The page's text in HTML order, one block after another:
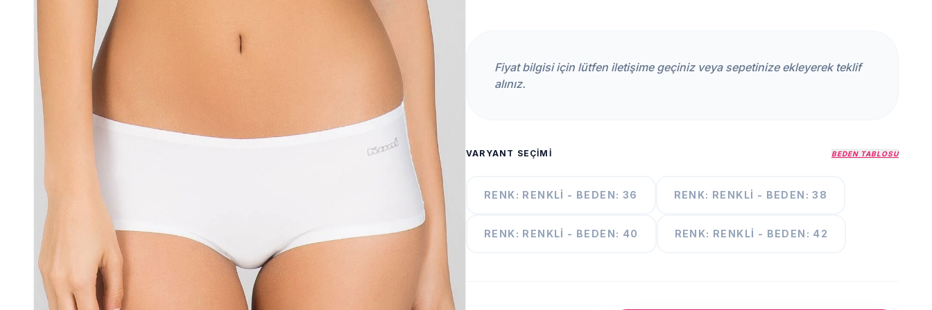
Fiyat bilgisi için lütfen iletişime geçiniz veya sepetinize ekleyerek teklif
alınız.
VARYANT SEÇIMI BEDEN TABLOSU
RENK: RENKLI - BEDEN: 36 RENK: RENKLI - BEDEN: 38
RENK: RENKLI - BEDEN: 40 RENK: RENKLI - BEDEN: 42